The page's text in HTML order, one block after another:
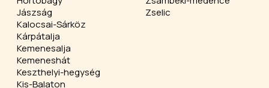
Jászság
Kalocsai-Sárköz
Kárpátalja
Kemenesalja
Kemeneshát
Keszthelyi-hegység
Kis-Balaton
Zselic